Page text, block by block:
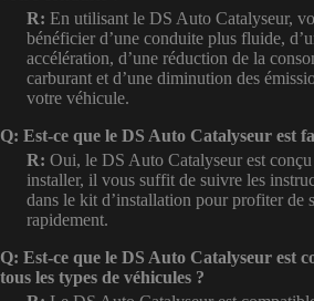
R: En utilisant le DS Auto Catalyseur,
bénéficier d’une conduite plus fluide,
accélération, d’une réduction de la
carburant et d’une diminution des
votre véhicule.
Q: Est-ce que le DS Auto Catalyseur est
R: Oui, le DS Auto Catalyseur est
installer, il vous suffit de suivre les
dans le kit d’installation pour profiter de
rapidement.
Q: Est-ce que le DS Auto Catalyseur est
tous les types de véhicules ?